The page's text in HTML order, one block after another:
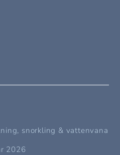
snorkling & vattenvana
2026